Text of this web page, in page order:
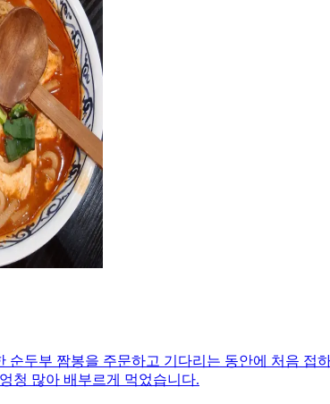
순두부 짬봉을 주문하고 기다리는 동안에 처음 접
청 많아 배부르게 먹었습니다.